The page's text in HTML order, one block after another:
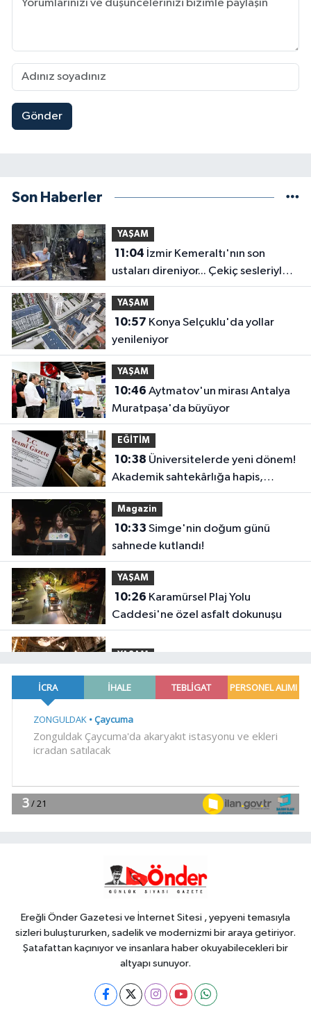
Gönder
Son Haberler
YAŞAM
11:04
ustaları direniyor... Çekiç sesleriyle
yaşayan miras
YAŞAM
10:57
yenileniyor
YAŞAM
10:46
Muratpaşa'da büyüyor
EĞİTİM
10:38
Akademik sahtekârlığa hapis,
öğrencilere dönüş yolu
Magazin
10:33
sahnede kutlandı!
YAŞAM
10:26
Caddesi'ne özel asfalt dokunuşu
YAŞAM
10:20Buca Metrosu'nda dev adım
10:14 Gülben Ergen'den Yavru
10:04
kurallarını öğreniyor
Ereğli Önder Gazetesi ve İnternet Sitesi , yepyeni temasıyla
sizleri buluştururken, sadelik ve modernizmi bir araya getiriyor.
Şatafattan kaçınıyor ve insanlara haber okuyabilecekleri bir
altyapı sunuyor.